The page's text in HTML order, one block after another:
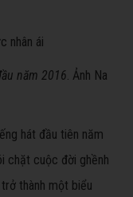
năm 2016. Ảnh Na
hát đầu tiên năm
chặt cuộc đời ghềnh
thành một biểu